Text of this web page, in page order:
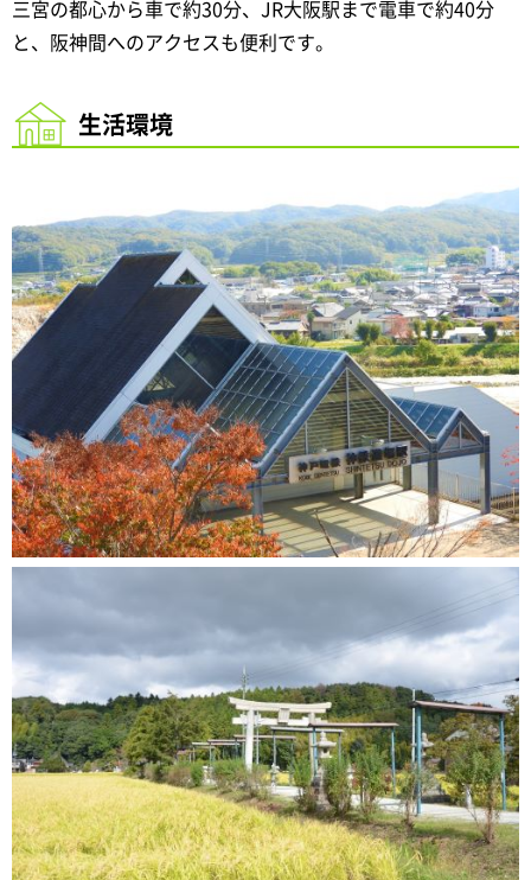
三宮の都心から車で約30分、JR大阪駅まで電車で約40分
と、阪神間へのアクセスも便利です。
生活環境